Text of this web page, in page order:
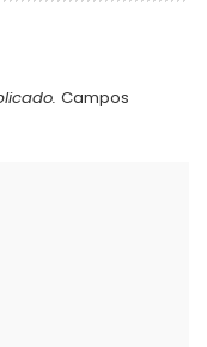
Campos